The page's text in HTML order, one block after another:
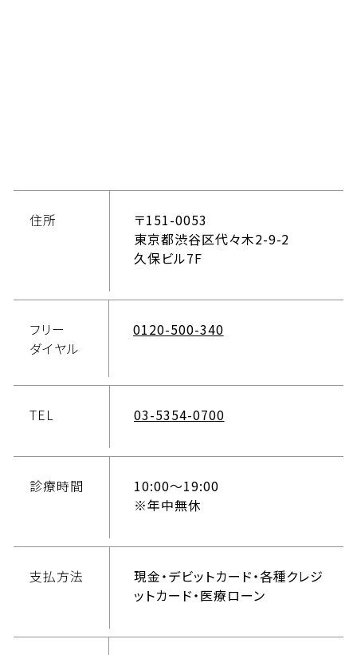
住所
〒151-0053
東京都渋谷区代々木2-9-2
久保ビル7F
フリー
ダイヤル
0120-500-340
TEL 03-5354-0700
診療時間
10:00〜19:00
※年中無休
支払方法
現金・デビットカード・各種クレジ
ットカード・医療ローン